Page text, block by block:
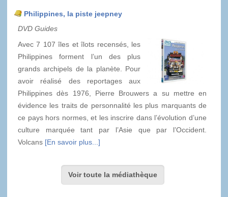
Philippines, la piste jeepney
DVD Guides
Avec 7 107 îles et îlots recensés, les
Philippines forment l’un des plus
grands archipels de la planète. Pour
avoir réalisé des reportages aux
Philippines dès 1976, Pierre Brouwers a su mettre en
évidence les traits de personnalité les plus marquants de
ce pays hors normes, et les inscrire dans l’évolution d’une
culture marquée tant par l’Asie que par l’Occident.
Volcans [En savoir plus...]
Voir toute la médiathèque